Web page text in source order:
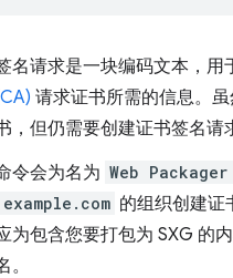
名请求是一块编码文本，用
请求证书所需的信息。
，但仍需要创建证书签名请
令会为名为 Web Packager
example.com 的组织创建证
为包含您要打包为 SXG 的
。